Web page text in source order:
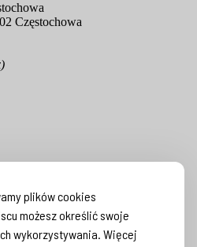
plików cookies
możesz określić swoje
wykorzystywania. Więcej
Częstochowa